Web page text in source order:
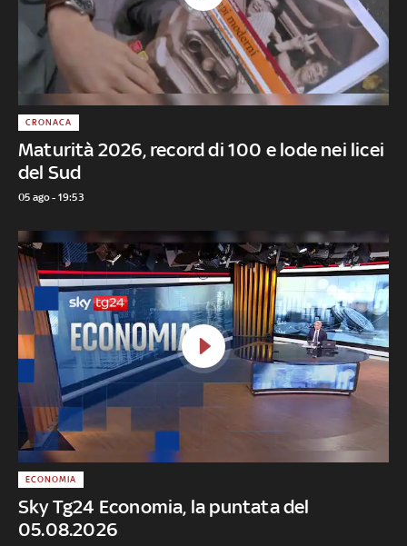
Maturità 2026, record di 100 e lode nei licei
del Sud
CRONACA
05 ago - 19:53
Sky Tg24 Economia, la puntata del
05.08.2026
ECONOMIA